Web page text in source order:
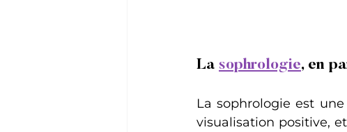
La sophrologie, en
La sophrologie est
visualisation positive,